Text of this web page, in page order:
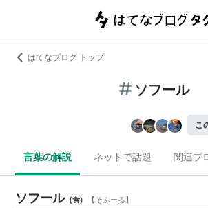
はてなブログ トップ
ソフール
こ
言葉の解説 ネットで話題 関連ブ
ソフール (食) 【そふーる】